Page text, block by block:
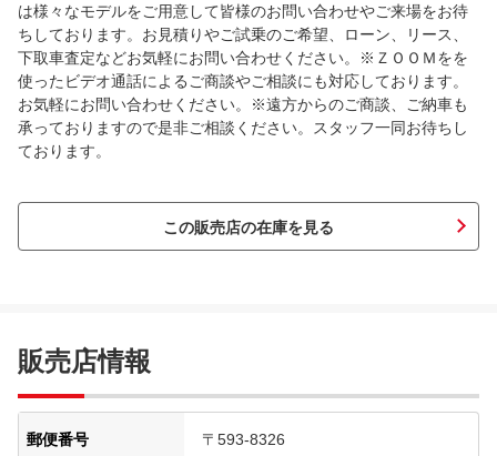
は様々なモデルをご用意して皆様のお問い合わせやご来場をお待
ちしております。お見積りやご試乗のご希望、ローン、リース、
下取車査定などお気軽にお問い合わせください。※ＺＯＯＭをを
使ったビデオ通話によるご商談やご相談にも対応しております。
お気軽にお問い合わせください。※遠方からのご商談、ご納車も
承っておりますので是非ご相談ください。スタッフ一同お待ちし
ております。
この販売店の在庫を見る
販売店情報
郵便番号 〒593-8326